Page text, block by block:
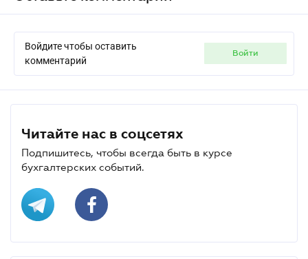
Войдите чтобы оставить
комментарий
войти
Читайте нас в соцсетях
Подпишитесь, чтобы всегда быть в курсе
бухгалтерских событий.